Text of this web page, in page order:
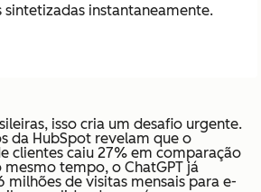
sintetizadas instantaneamente.
isso cria um desafio urgente.
da HubSpot revelam que o
clientes caiu 27% em comparação
tempo, o ChatGPT já
milhões de visitas mensais para e-